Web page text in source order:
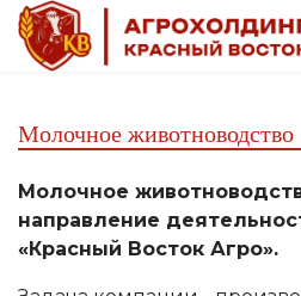
Молочное животноводство
Молочное
направление
«Красный Восток Агро».